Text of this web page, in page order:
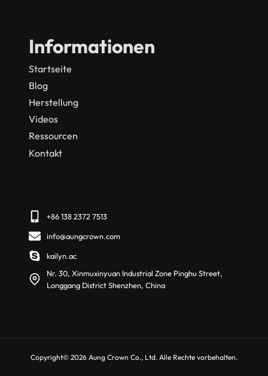
Informationen
Startseite
Blog
Herstellung
Videos
Ressourcen
Kontakt
+86 138 2372 7513
info@aungcrown.com
kailyn.ac
Nr. 30, Xinmuxinyuan Industrial Zone Pinghu Street,
Longgang District Shenzhen, China
Copyright© 2026 Aung Crown Co., Ltd. Alle Rechte vorbehalten.